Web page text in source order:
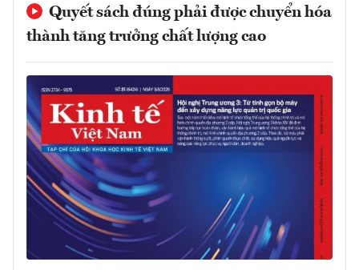
Quyết sách đúng phải được chuyển hóa
thành tăng trưởng chất lượng cao